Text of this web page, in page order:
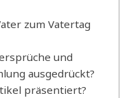
zum Vatertag
und
ausgedrückt?
präsentiert?